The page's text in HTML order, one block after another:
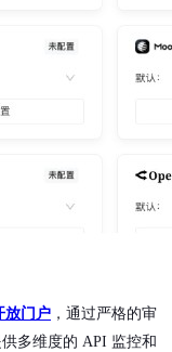
放门户 ，通过严格的审
多维度的 API 监控和